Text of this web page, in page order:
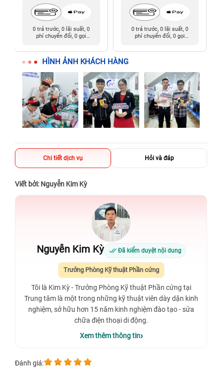
0 trả trước, 0 lãi suất, 0
phí chuyển đổi, 0 gọi
0 trả trước, 0 lãi suất, 0
phí chuyển đổi, 0 gọi
HÌNH ẢNH KHÁCH HÀNG
Chi tiết dịch vụ Hỏi và đáp
Viết bởi: Nguyễn Kim Kỳ
Nguyễn Kim Kỳ Đã kiểm duyệt nội dung
Trưởng Phòng Kỹ thuật Phần cứng
Tôi là Kim Kỳ - Trưởng Phòng Kỹ thuật Phần cứng tại
Trung tâm là một trong những kỹ thuật viên dày dặn kinh
nghiệm, sở hữu hơn 15 năm kinh nghiệm đào tạo - sửa
chữa điện thoại di động.
Xem thêm thông tin
Đánh giá: